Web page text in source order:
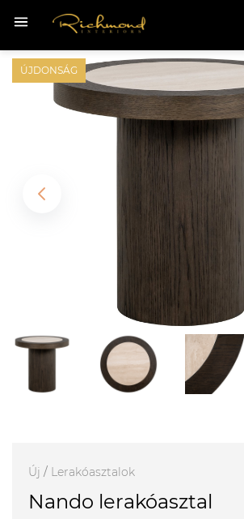
ÚJDONSÁG
Új / Lerakóasztalok
Nando lerakóasztal